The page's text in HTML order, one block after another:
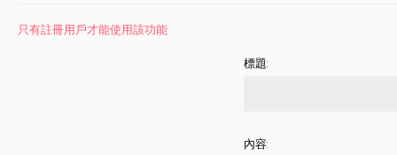
只有註冊用戶才能使用該功能
標題:
內容: